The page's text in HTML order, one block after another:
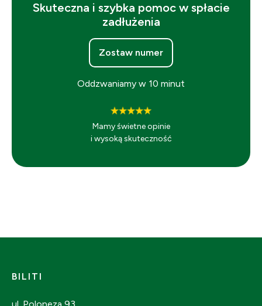
Skuteczna i szybka pomoc w spłacie
zadłużenia
Zostaw numer
Oddzwaniamy w 10 minut
Mamy świetne opinie
i wysoką skuteczność
BILITI
ul. Poloneza 93,